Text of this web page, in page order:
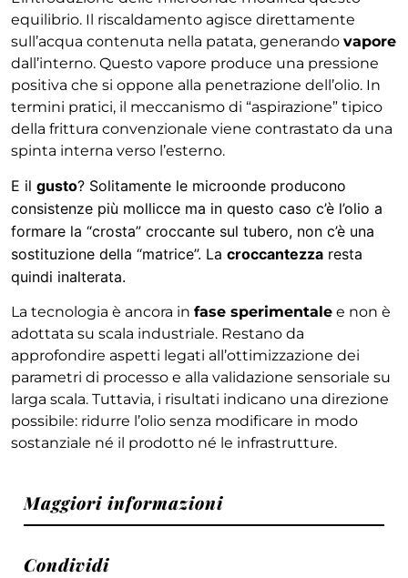
equilibrio. Il riscaldamento agisce direttamente
sull’acqua contenuta nella patata, generando vapore
dall’interno. Questo vapore produce una pressione
positiva che si oppone alla penetrazione dell’olio. In
termini pratici, il meccanismo di “aspirazione” tipico
della frittura convenzionale viene contrastato da una
spinta interna verso l’esterno.
E il gusto? Solitamente le microonde producono
consistenze più mollicce ma in questo caso c’è l’olio a
formare la “crosta” croccante sul tubero, non c’è una
sostituzione della “matrice”. La croccantezza resta
quindi inalterata.
La tecnologia è ancora in fase sperimentale e non è
adottata su scala industriale. Restano da
approfondire aspetti legati all’ottimizzazione dei
parametri di processo e alla validazione sensoriale su
larga scala. Tuttavia, i risultati indicano una direzione
possibile: ridurre l’olio senza modificare in modo
sostanziale né il prodotto né le infrastrutture.
Maggiori informazioni
Condividi